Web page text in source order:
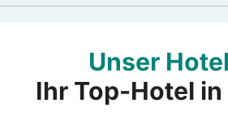
gemütliches Boxspringbett sowie die
verschiedenen Kissen sorgen für den
Schlafkomfort. Für kulinarische
Unser
Ihr Top-Hotel in